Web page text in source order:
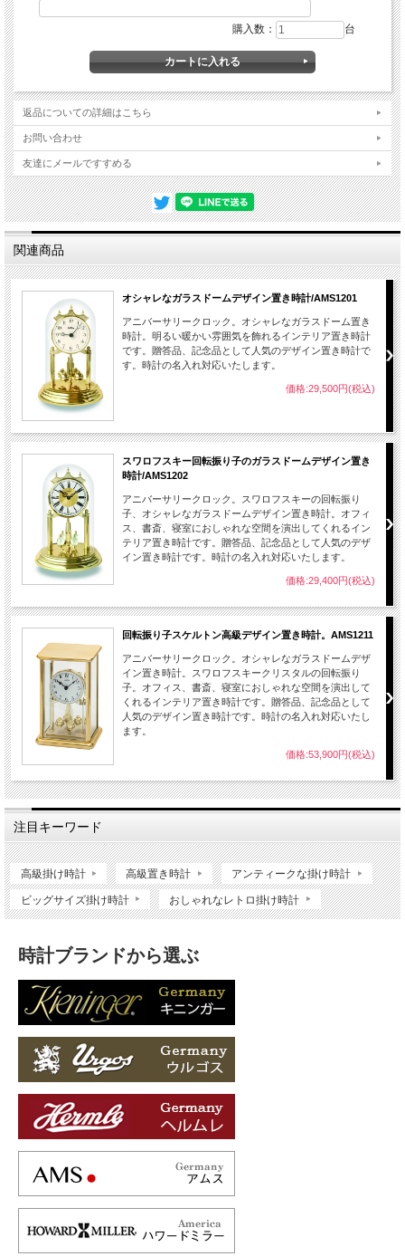
素材：ミネラルガラス、アルミ、クオーツ式
※輸入品のため、納期相当な期間をかかる場合がございます。通常約１ヶ月から２
購入数： 台
返品についての詳細はこちら
お問い合わせ
友達にメールですすめる
関連商品
オシャレなガラスドームデザイン置き時計/AMS1201
アニバーサリークロック。オシャレなガラスドーム置き
時計。明るい暖かい雰囲気を飾れるインテリア置き時計
です。贈答品、記念品として人気のデザイン置き時計で
す。時計の名入れ対応いたします。
価格:29,500円(税込)
スワロフスキー回転振り子のガラスドームデザイン置き
時計/AMS1202
アニバーサリークロック。スワロフスキーの回転振り
子、オシャレなガラスドームデザイン置き時計。オフィ
ス、書斎、寝室におしゃれな空間を演出してくれるイン
テリア置き時計です。贈答品、記念品として人気のデザ
イン置き時計です。時計の名入れ対応いたします。
価格:29,400円(税込)
回転振り子スケルトン高級デザイン置き時計。AMS1211
アニバーサリークロック。オシャレなガラスドームデザ
イン置き時計。スワロフスキークリスタルの回転振り
子。オフィス、書斎、寝室におしゃれな空間を演出して
くれるインテリア置き時計です。贈答品、記念品として
人気のデザイン置き時計です。時計の名入れ対応いたし
ます。
価格:53,900円(税込)
注目キーワード
高級掛け時計 高級置き時計 アンティークな掛け時計
ビッグサイズ掛け時計 おしゃれなレトロ掛け時計
時計ブランドから選ぶ